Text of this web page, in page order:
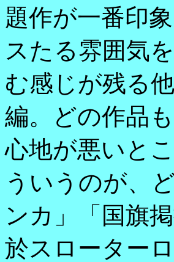
題作が一番印
スたる雰囲気
む感じが残る
編。どの作品
心地が悪いと
ういうのが、
ンカ」「国旗
於スローター